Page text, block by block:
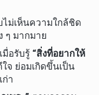
ไม่เห็นความใกล้ชิด
ๆ มากมาย
เมื่อรับรู้ “สิ่งที่อยากให้
จ ย่อมเกิดขึ้นเป็น
า